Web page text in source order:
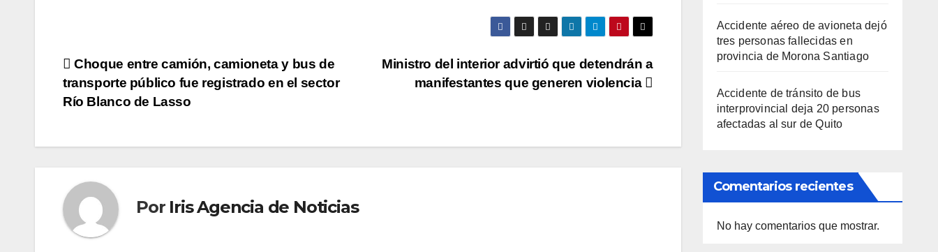
Navegación
de
Ministro del interior advirtió que detendrán a
manifestantes que generen violencia
Choque entre camión, camioneta y bus de
transporte público fue registrado en el sector
Río Blanco de Lasso
Por Iris Agencia de Noticias
Accidente aéreo de avioneta dejó
tres personas fallecidas en
provincia de Morona Santiago
Accidente de tránsito de bus
interprovincial deja 20 personas
afectadas al sur de Quito
Comentarios recientes
No hay comentarios que mostrar.